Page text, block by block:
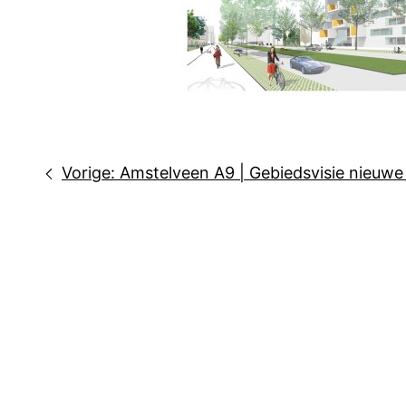
Bericht
Vorige: Amstelveen A9 | Gebiedsvisie